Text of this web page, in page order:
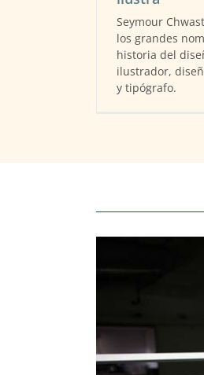
Seymour
los grandes
historia del
ilustrador,
y tipógrafo.